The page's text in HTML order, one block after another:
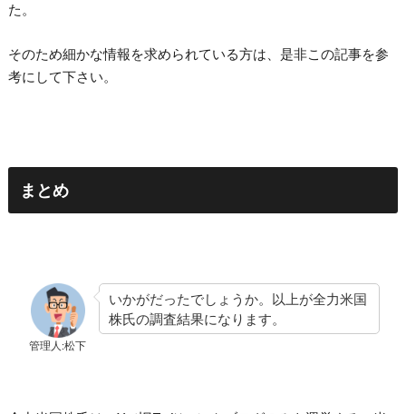
た。
そのため細かな情報を求められている方は、是非この記事を参
考にして下さい。
まとめ
管理人:松下
いかがだったでしょうか。以上が全力米国
株氏の調査結果になります。